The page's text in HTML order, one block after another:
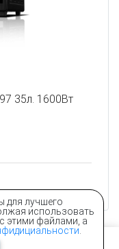
для лучшего
использовать
этими файлами, а
35л. 1600Вт